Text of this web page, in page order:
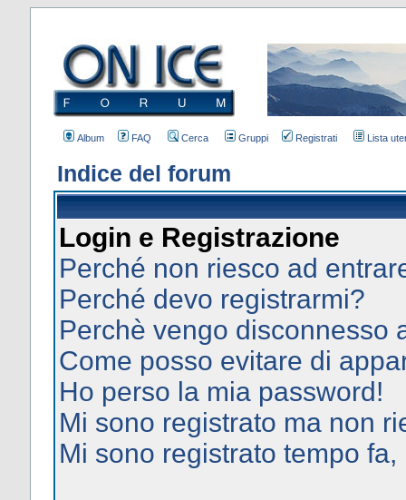
Album FAQ Cerca Gruppi Registrati Lista
Indice del forum
Login e Registrazione
Perché non riesco ad
Perché devo registrarmi?
Perchè vengo disconnesso
Come posso evitare di
Ho perso la mia password!
Mi sono registrato ma non
Mi sono registrato tempo